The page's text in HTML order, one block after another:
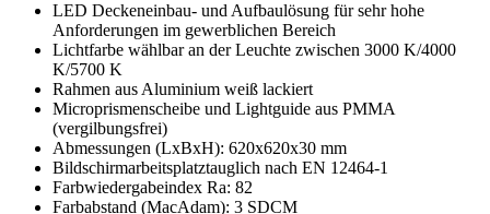
LED Deckeneinbau- und Aufbaulösung für sehr hohe
Anforderungen im gewerblichen Bereich
Lichtfarbe wählbar an der Leuchte zwischen 3000 K/4000
K/5700 K
Rahmen aus Aluminium weiß lackiert
Microprismenscheibe und Lightguide aus PMMA
(vergilbungsfrei)
Abmessungen (LxBxH): 620x620x30 mm
Bildschirmarbeitsplatztauglich nach EN 12464-1
Farbwiedergabeindex Ra: 82
Farbabstand (MacAdam): 3 SDCM